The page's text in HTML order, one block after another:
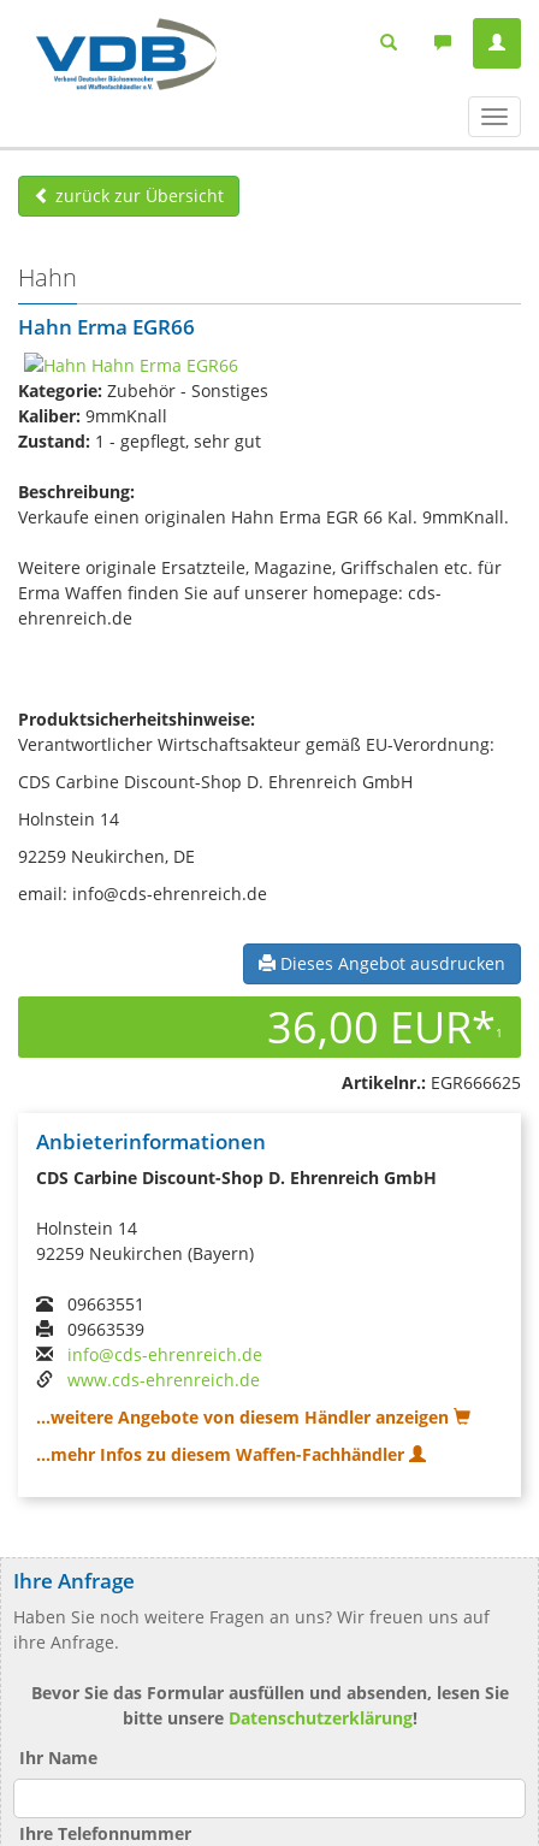
ein-/
zurück zur Übersicht
Hahn
Hahn Erma EGR66
Kategorie: Zubehör - Sonstiges
Kaliber: 9mmKnall
Zustand: 1 - gepflegt, sehr gut
Beschreibung:
Verkaufe einen originalen Hahn Erma EGR 66 Kal. 9mmKnall.
Weitere originale Ersatzteile, Magazine, Griffschalen etc. für
Erma Waffen finden Sie auf unserer homepage: cds-
ehrenreich.de
Produktsicherheitshinweise:
Verantwortlicher Wirtschaftsakteur gemäß EU-Verordnung:
CDS Carbine Discount-Shop D. Ehrenreich GmbH
Holnstein 14
92259 Neukirchen, DE
email: info@cds-ehrenreich.de
Dieses Angebot ausdrucken
36,00 EUR*1
Artikelnr.: EGR666625
Anbieterinformationen
CDS Carbine Discount-Shop D. Ehrenreich GmbH
Holnstein 14
92259 Neukirchen (Bayern)
09663551
09663539
info@cds-ehrenreich.de
www.cds-ehrenreich.de
...weitere Angebote von diesem Händler anzeigen
...mehr Infos zu diesem Waffen-Fachhändler
Ihre Anfrage
Haben Sie noch weitere Fragen an uns? Wir freuen uns auf
ihre Anfrage.
Bevor Sie das Formular ausfüllen und absenden, lesen Sie
bitte unsere Datenschutzerklärung!
Ihr Name
Ihre Telefonnummer